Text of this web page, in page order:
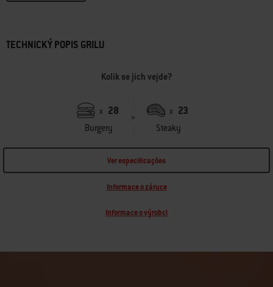
TECHNICKÝ POPIS GRILU
Kolik se jich vejde?
x 28
Burgery
x 23
Steaky
Ver especificações
Informace o záruce
Informace o výrobci